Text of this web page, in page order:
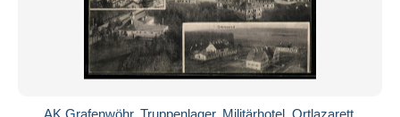
AK Grafenwöhr, Truppenlager, Militärhotel, Ortlazarett,